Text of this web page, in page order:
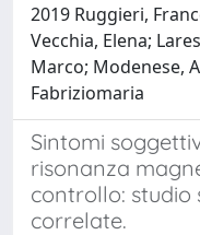
2019 Ruggieri,
Vecchia, Elena;
Marco; Modenese,
Fabriziomaria
Sintomi
risonanza
controllo: studio
correlate.